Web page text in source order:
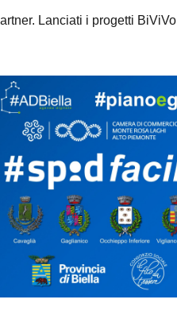
Lanciati i progetti